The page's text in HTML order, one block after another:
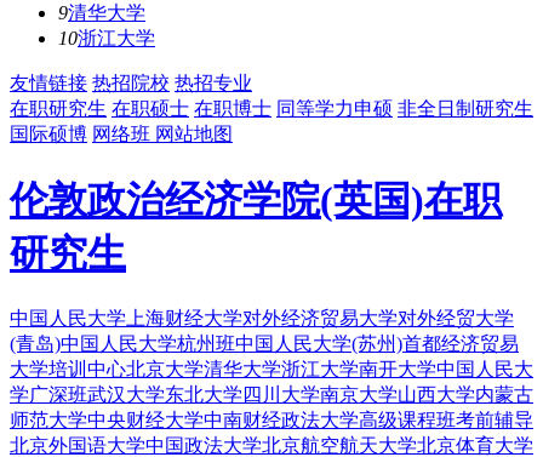
9清华大学
10浙江大学
友情链接 热招院校 热招专业
在职研究生 在职硕士 在职博士 同等学力申硕 非全日制研究生
国际硕博 网络班 网站地图
伦敦政治经济学院(英国)在职
研究生
中国人民大学 上海财经大学对外经济贸易大学对外经贸大学
(青岛)中国人民大学杭州班中国人民大学(苏州)首都经济贸易
大学培训中心北京大学清华大学浙江大学南开大学中国人民大
学广深班武汉大学东北大学 四川大学南京大学山西大学内蒙古
师范大学中央财经大学中南财经政法大学高级课程班考前辅导
北京外国语大学中国政法大学北京航空航天大学北京体育大学